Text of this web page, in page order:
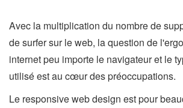
Avec la multiplication du nombre de
de surfer sur le web, la question de
internet peu importe le navigateur et le
utilisé est au cœur des préoccupations.
Le responsive web design est pour